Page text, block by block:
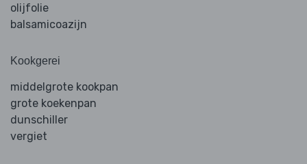
olijfolie
balsamicoazijn
Kookgerei
middelgrote kookpan
grote koekenpan
dunschiller
vergiet